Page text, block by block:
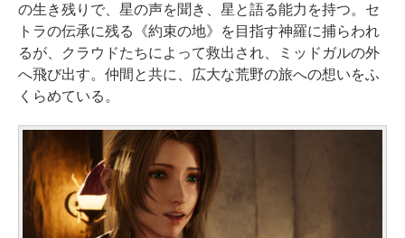
の生き残りで、星の声を聞き、星と語る能力を持つ。セ
トラの伝承に残る《約束の地》を目指す神羅に捕らわれ
るが、クラウドたちによって救出され、ミッドガルの外
へ飛び出す。仲間と共に、広大な荒野の旅への想いをふ
くらめている。